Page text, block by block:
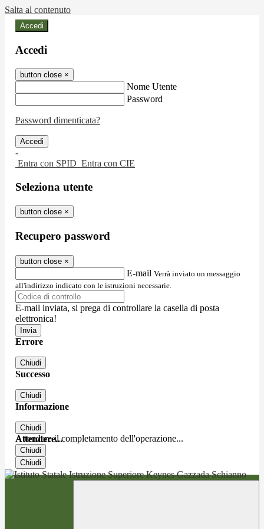
Salta al contenuto
Accedi
Accedi
button close ×
Nome Utente
Password
Password dimenticata?
-
Entra con SPID Entra con CIE
Seleziona utente
button close ×
Recupero password
button close ×
E-mail Verrà inviato un messaggio
all'indirizzo indicato con le istruzioni necessarie.
E-mail inviata, si prega di controllare la casella di posta
elettronica!
Errore
Chiudi
Successo
Chiudi
Informazione
Chiudi
Attendere...
Attendere il completamento dell'operazione...
Chiudi
Chiudi